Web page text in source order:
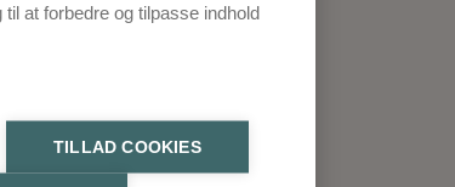
at forbedre og tilpasse indhold
TILLAD COOKIES